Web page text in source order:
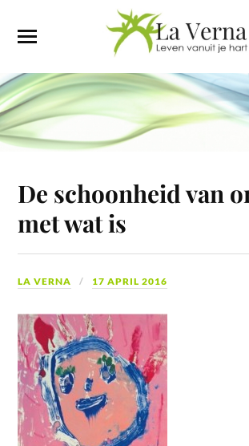
De schoonheid van
met wat is
LA VERNA 17 APRIL 2016